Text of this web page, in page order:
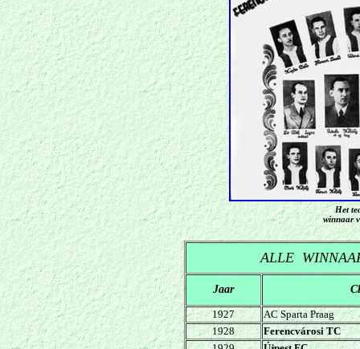
Het
winnaar
ALLE
Jaar
1927
AC Sparta Praag
1928
Ferencvárosi TC